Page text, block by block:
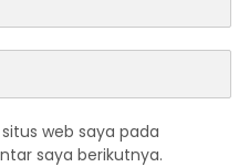
web saya pada
saya berikutnya.